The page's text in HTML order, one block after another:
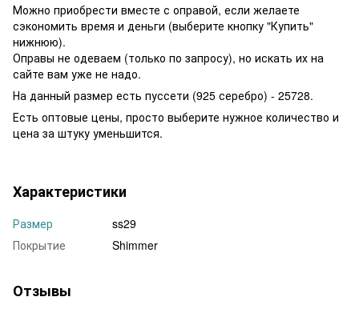
Можно приобрести вместе с оправой, если желаете
сэкономить время и деньги (выберите кнопку "Купить"
нижнюю).
Оправы не одеваем (только по запросу), но искать их на
сайте вам уже не надо.
На данный размер есть пуссети (925 серебро) - 25728.
Есть оптовые цены, просто выберите нужное количество и
цена за штуку уменьшится.
Характеристики
Размер
ss29
Покрытие
Shimmer
Отзывы